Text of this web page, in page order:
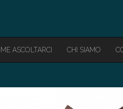
ASCOLTARCI CHI SIAMO